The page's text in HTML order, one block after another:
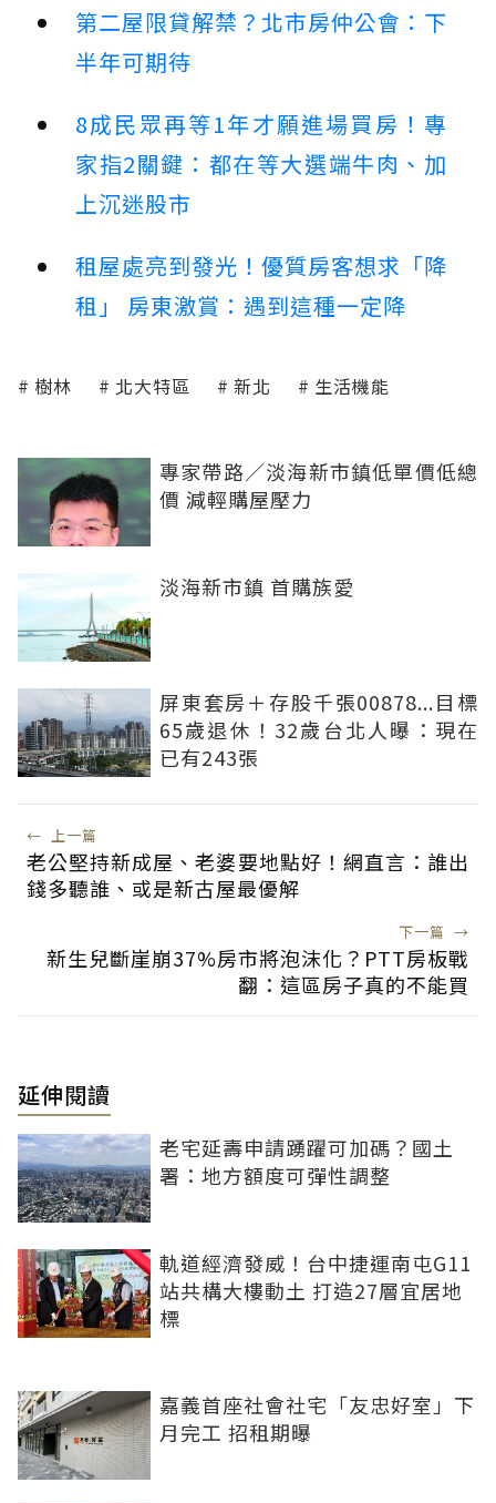
第二屋限貸解禁？北市房仲公會：下
半年可期待
8成民眾再等1年才願進場買房！專
家指2關鍵：都在等大選端牛肉、加
上沉迷股市
租屋處亮到發光！優質房客想求「降
租」 房東激賞：遇到這種一定降
樹林 北大特區 新北 生活機能
專家帶路／淡海新市鎮低單價低總
價 減輕購屋壓力
淡海新市鎮 首購族愛
屏東套房＋存股千張00878...目標
65歲退休！32歲台北人曝：現在
已有243張
← 上一篇
老公堅持新成屋、老婆要地點好！網直言：誰出
錢多聽誰、或是新古屋最優解
下一篇 →
新生兒斷崖崩37%房市將泡沫化？PTT房板戰
翻：這區房子真的不能買
延伸閱讀
老宅延壽申請踴躍可加碼？國土
署：地方額度可彈性調整
軌道經濟發威！台中捷運南屯G11
站共構大樓動土 打造27層宜居地
標
嘉義首座社會社宅「友忠好室」下
月完工 招租期曝